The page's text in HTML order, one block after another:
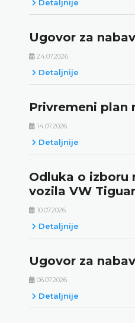
Detaljnije
Ugovor za
24.07.2026.
Detaljnije
Privremeni plan
14.07.2026.
Detaljnije
Odluka o izboru
vozila VW
10.07.2026.
Detaljnije
Ugovor za
06.07.2026.
Detaljnije